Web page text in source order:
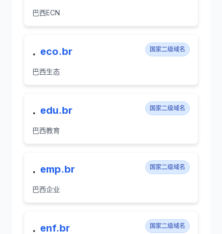
巴西ECN
. eco.br 国家二级域名
巴西生态
. edu.br 国家二级域名
巴西教育
. emp.br 国家二级域名
巴西企业
. enf.br 国家二级域名